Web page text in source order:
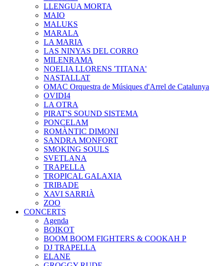
LLENGUA MORTA
MAIO
MALUKS
MARALA
LA MARIA
LAS NINYAS DEL CORRO
MILENRAMA
NOELIA LLORENS 'TITANA'
NASTALLAT
OMAC Orquestra de Músiques d'Arrel de Catalunya
OVIDI4
LA OTRA
PIRAT'S SOUND SISTEMA
PONCELAM
ROMÀNTIC DIMONI
SANDRA MONFORT
SMOKING SOULS
SVETLANA
TRAPELLA
TROPICAL GALAXIA
TRIBADE
XAVI SARRIÀ
ZOO
CONCERTS
Agenda
BOIKOT
BOOM BOOM FIGHTERS & COOKAH P
DJ TRAPELLA
ELANE